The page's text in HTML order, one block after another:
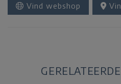
Vind webshop